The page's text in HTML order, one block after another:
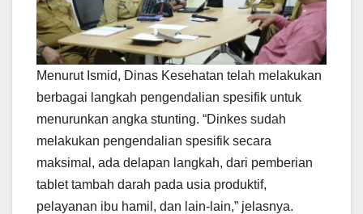
Menurut Ismid, Dinas Kesehatan telah melakukan
berbagai langkah pengendalian spesifik untuk
menurunkan angka stunting. “Dinkes sudah
melakukan pengendalian spesifik secara
maksimal, ada delapan langkah, dari pemberian
tablet tambah darah pada usia produktif,
pelayanan ibu hamil, dan lain-lain,” jelasnya.